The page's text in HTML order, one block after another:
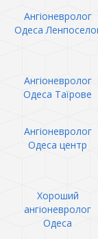
Ангіоневролог
Одеса
Ангіоневролог
Одеса Таїрове
Ангіоневролог
Одеса центр
Хороший
ангіоневролог
Одеса